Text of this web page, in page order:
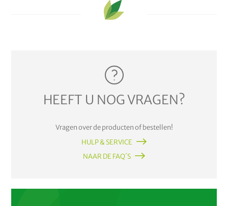
HEEFT U NOG VRAGEN?
Vragen over de producten of bestellen!
HULP & SERVICE
NAAR DE FAQ´S